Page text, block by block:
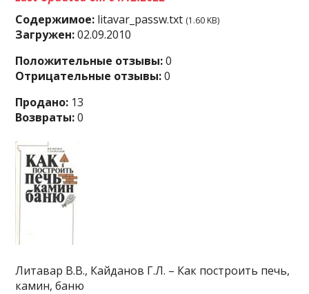
Содержимое: litavar_passw.txt (1.60 KB)
Загружен:02.09.2010
Положительные отзывы:0
Отрицательные отзывы:0
Продано: 13
Возвраты:0
Литавар В.В., Кайданов Г.Л. – Как построить печь,
камин, баню